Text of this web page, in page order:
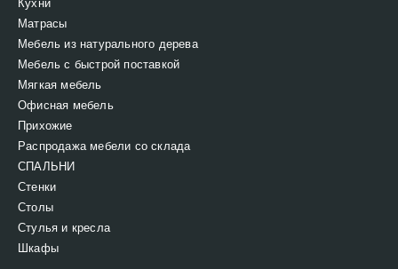
Кухни
Матрасы
Мебель из натурального дерева
Мебель с быстрой поставкой
Мягкая мебель
Офисная мебель
Прихожие
Распродажа мебели со склада
СПАЛЬНИ
Стенки
Столы
Стулья и кресла
Шкафы